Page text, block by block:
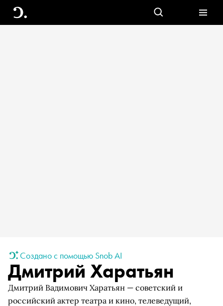
Создано с помощью Snob AI
Дмитрий Харатьян
Дмитрий Вадимович Харатьян — советский и
российский актер театра и кино, телеведущий,